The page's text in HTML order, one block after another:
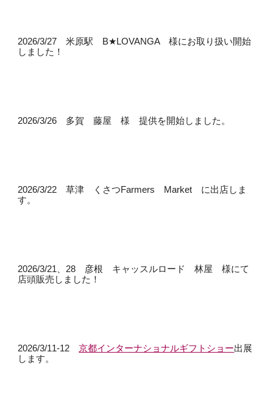
2026/3/27 米原駅 B★LOVANGA 様にお取り扱い開始
しました！
2026/3/26 多賀 藤屋 様 提供を開始しました。
2026/3/22 草津 くさつFarmers Market に出店しま
す。
2026/3/21、28 彦根 キャッスルロード 林屋 様にて
店頭販売しました！
2026/3/11-12京都インターナショナルギフトショー出展
します。